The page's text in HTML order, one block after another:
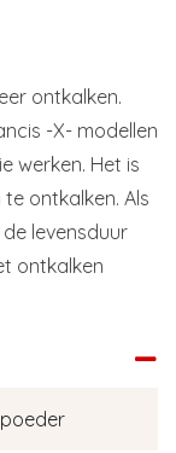
ontkalken.
-X- modellen
werken. Het is
ontkalken. Als
levensduur
ontkalken